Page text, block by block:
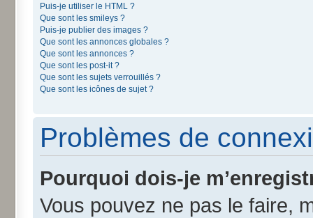
Puis-je utiliser le HTML ?
Que sont les smileys ?
Puis-je publier des images ?
Que sont les annonces globales ?
Que sont les annonces ?
Que sont les post-it ?
Que sont les sujets verrouillés ?
Que sont les icônes de sujet ?
Problèmes de
Pourquoi dois-je
Vous pouvez ne pas le faire,